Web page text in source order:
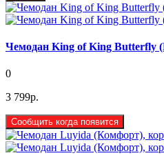
Чемодан King of King Butterfly
0
3 799р.
Сообщить когда появится